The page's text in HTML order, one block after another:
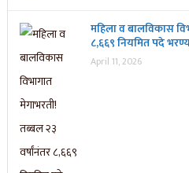
महिला व बालविकास
८,६६९ नियमित पदे
April 11, 2026